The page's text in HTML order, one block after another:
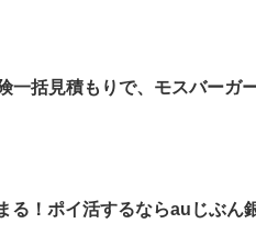
一括見積もりで、モスバーガ
る！ポイ活するならauじぶん